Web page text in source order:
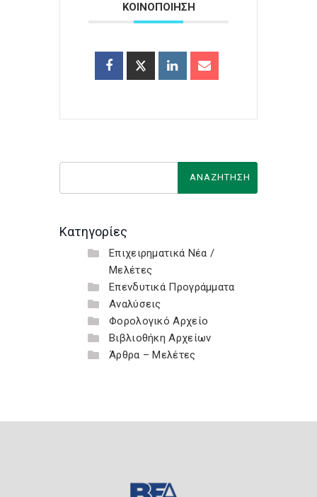
ΚΟΙΝΟΠΟΙΗΣΗ
Κατηγορίες
Επιχειρηματικά Νέα /
Μελέτες
Επενδυτικά Προγράμματα
Αναλύσεις
Φορολογικό Αρχείο
Βιβλιοθήκη Αρχείων
Άρθρα – Μελέτες